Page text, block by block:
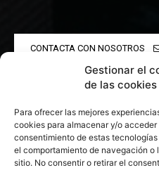
Gestionar el
de las cookies
Para ofrecer las mejores
cookies para almacenar y/o
consentimiento de estas
el comportamiento de navegación
sitio. No consentir o retirar el
CONTACTA CON NOSOTROS
POLÍTICA DE PRIVACIDAD
POLÍTICA DE COOKIES